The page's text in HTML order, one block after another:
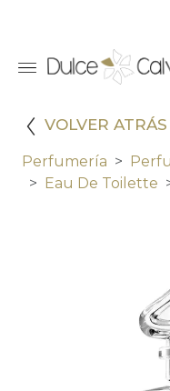
VOLVER ATRÁS
Perfumería
Eau De Toilette